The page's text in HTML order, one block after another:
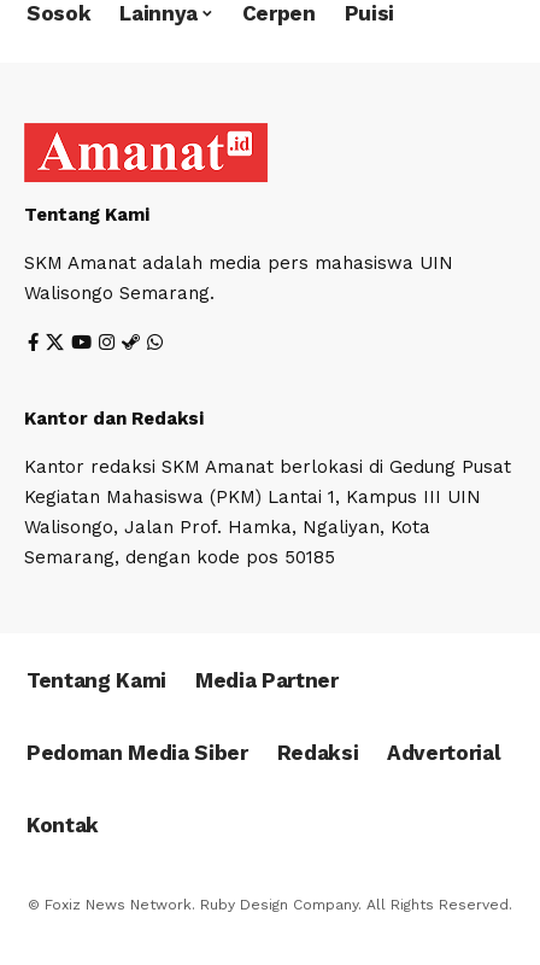
Sosok Lainnya Cerpen Puisi
Tentang Kami
SKM Amanat adalah media pers mahasiswa UIN
Walisongo Semarang.
Kantor dan Redaksi
Kantor redaksi SKM Amanat berlokasi di Gedung Pusat
Kegiatan Mahasiswa (PKM) Lantai 1, Kampus III UIN
Walisongo, Jalan Prof. Hamka, Ngaliyan, Kota
Semarang, dengan kode pos 50185
Tentang Kami Media Partner
Pedoman Media Siber Redaksi Advertorial
Kontak
© Foxiz News Network. Ruby Design Company. All Rights Reserved.